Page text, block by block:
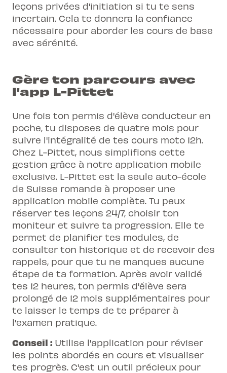
leçons privées d'initiation si tu te sens
incertain. Cela te donnera la confiance
nécessaire pour aborder les cours de base
avec sérénité.
Gère ton parcours avec
l'app L-Pittet
Une fois ton permis d'élève conducteur en
poche, tu disposes de quatre mois pour
suivre l'intégralité de tes cours moto 12h.
Chez L-Pittet, nous simplifions cette
gestion grâce à notre application mobile
exclusive. L-Pittet est la seule auto-école
de Suisse romande à proposer une
application mobile complète. Tu peux
réserver tes leçons 24/7, choisir ton
moniteur et suivre ta progression. Elle te
permet de planifier tes modules, de
consulter ton historique et de recevoir des
rappels, pour que tu ne manques aucune
étape de ta formation. Après avoir validé
tes 12 heures, ton permis d'élève sera
prolongé de 12 mois supplémentaires pour
te laisser le temps de te préparer à
l'examen pratique.
Conseil : Utilise l'application pour réviser
les points abordés en cours et visualiser
tes progrès. C'est un outil précieux pour